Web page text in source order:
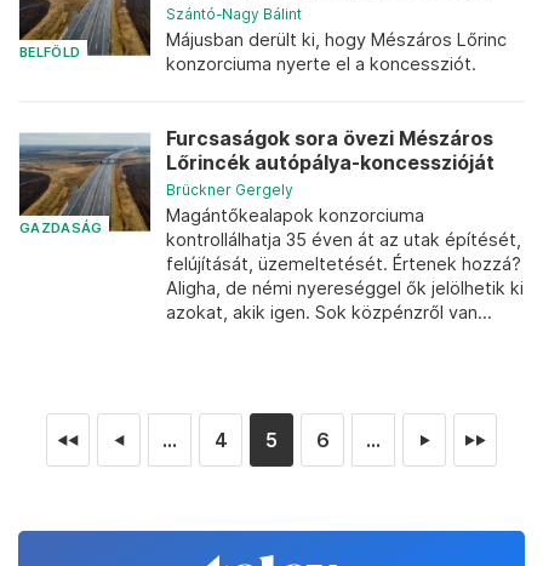
BELFÖLD
Szántó-Nagy Bálint
Májusban derült ki, hogy Mészáros Lőrinc
konzorciuma nyerte el a koncessziót.
GAZDASÁG
Furcsaságok sora övezi Mészáros
Lőrincék autópálya-koncesszióját
Brückner Gergely
Magántőkealapok konzorciuma
kontrollálhatja 35 éven át az utak építését,
felújítását, üzemeltetését. Értenek hozzá?
Aligha, de némi nyereséggel ők jelölhetik ki
azokat, akik igen. Sok közpénzről van...
◄◄ ◄ ... 4 5 6 ... ► ►►